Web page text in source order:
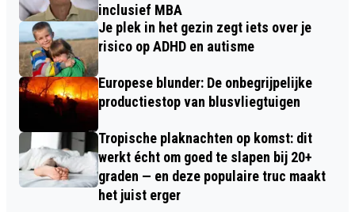
inclusief MBA
Je plek in het gezin zegt iets over je
risico op ADHD en autisme
Europese blunder: De onbegrijpelijke
productiestop van blusvliegtuigen
Tropische plaknachten op komst: dit
werkt écht om goed te slapen bij 20+
graden — en deze populaire truc maakt
het juist erger